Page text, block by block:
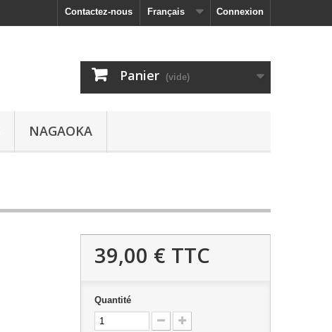
Connexion
Français
Contactez-nous
Panier (vide)
NAGAOKA
39,00 € TTC
Quantité